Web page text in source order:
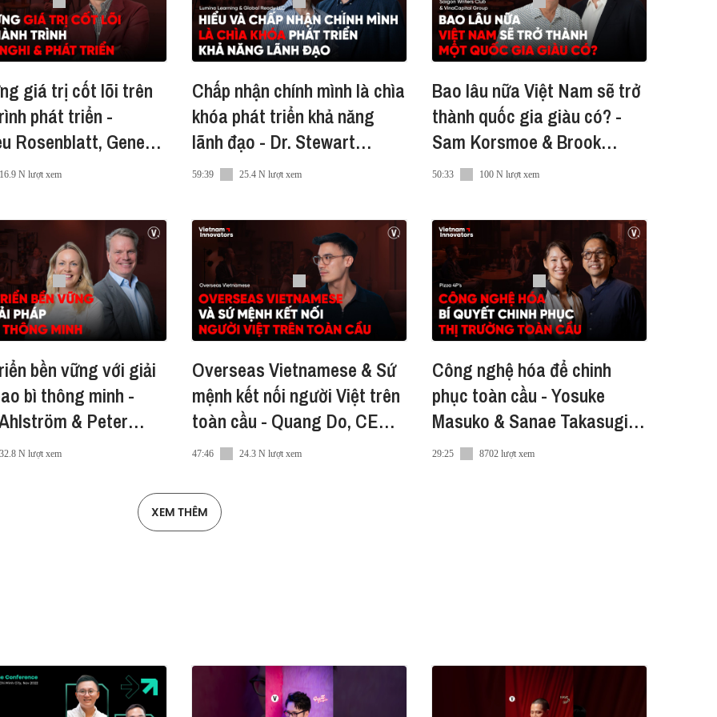
nội dung trên Vietnam Innovators tại:https://vietcetera.com/vn/bo-suu-tap/vietnam-
thể cân nhắc donate tại:
93711997/
giá trị cốt lõi trên
phát triển -
Rosenblatt, General
Minthacare
16.9 N lượt xem
Chấp nhận chính mình là chìa
khóa phát triển khả năng
lãnh đạo - Dr. Stewart
Desson & Ms. Cát Thảo
59:39 25.4 N lượt xem
Bao lâu nữa Việt Nam sẽ trở
thành quốc gia giàu có? -
Sam Korsmoe & Brook
Taylor
50:33 100 N lượt xem
bền vững với giải
bì thông minh -
& Peter
Ecolean Group
32.8 N lượt xem
Overseas Vietnamese & Sứ
mệnh kết nối người Việt trên
toàn cầu - Quang Do, CEO &
Founder
47:46 24.3 N lượt xem
Công nghệ hóa để chinh
phục toàn cầu - Yosuke
Masuko & Sanae Takasugi
of Pizza 4P'S
29:25 8702 lượt xem
XEM THÊM